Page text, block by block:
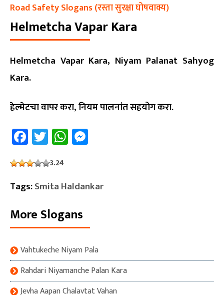
Road Safety Slogans (रस्ता सुरक्षा घोषवाक्य)
Helmetcha Vapar Kara
Helmetcha Vapar Kara, Niyam Palanat Sahyog
Kara.
हेल्मेटचा वापर करा, नियम पालनांत सहयोग करा.
Facebook
TwitterWhatsApp
3.24
Tags:Smita Haldankar
More Slogans
Vahtukeche Niyam Pala
Rahdari Niyamanche Palan Kara
Jevha Aapan Chalavtat Vahan